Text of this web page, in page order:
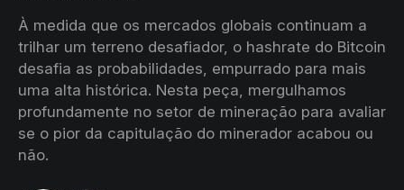
À medida que os mercados globais continuam a
trilhar um terreno desafiador, o hashrate do Bitcoin
desafia as probabilidades, empurrado para mais
uma alta histórica. Nesta peça, mergulhamos
profundamente no setor de mineração para avaliar
se o pior da capitulação do minerador acabou ou
não.